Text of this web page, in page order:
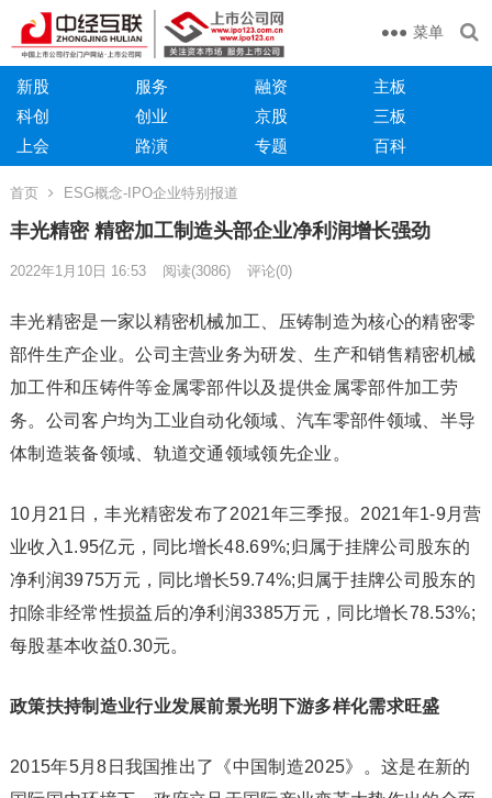
菜单
新股 服务 融资
主板
科创
创业 京股
三板
上会
路演 专题 百科
首页 ESG概念-IPO企业特别报道
丰光精密 精密加工制造头部企业净利润增长强劲
2022年1月10日 16:53 阅读(3086) 评论(0)
丰光精密是一家以精密机械加工、压铸制造为核心的精密零
部件生产企业。公司主营业务为研发、生产和销售精密机械
加工件和压铸件等金属零部件以及提供金属零部件加工劳
务。公司客户均为工业自动化领域、汽车零部件领域、半导
体制造装备领域、轨道交通领域领先企业。
10月21日，丰光精密发布了2021年三季报。2021年1-9月营
业收入1.95亿元，同比增长48.69%;归属于挂牌公司股东的
净利润3975万元，同比增长59.74%;归属于挂牌公司股东的
扣除非经常性损益后的净利润3385万元，同比增长78.53%;
每股基本收益0.30元。
政策扶持制造业行业发展前景光明下游多样化需求旺盛
2015年5月8日我国推出了《中国制造2025》。这是在新的